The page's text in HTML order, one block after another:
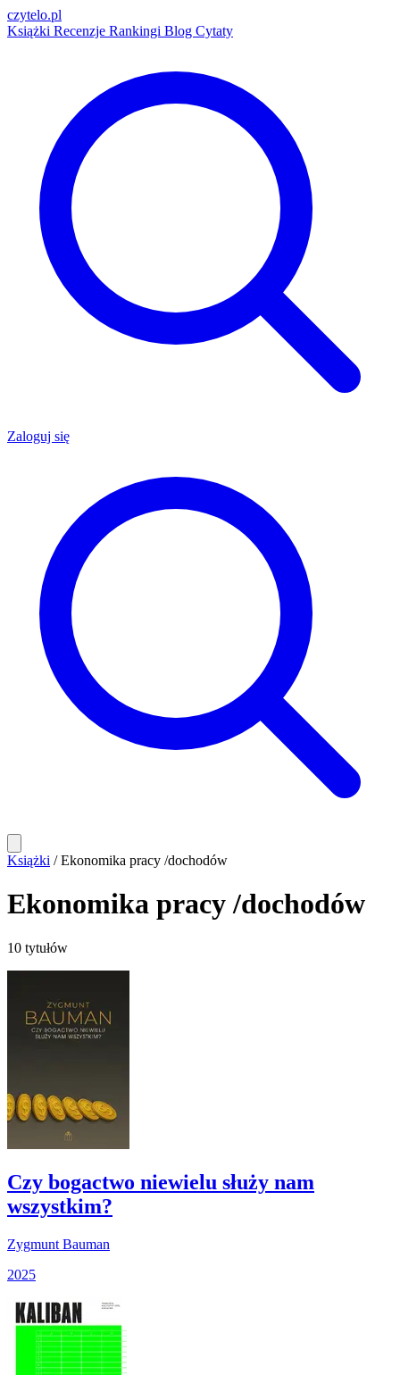
czytelo.pl
Książki Recenzje Rankingi Blog Cytaty
Zaloguj się
Książki / Ekonomika pracy /dochodów
Ekonomika pracy /dochodów
10 tytułów
Czy bogactwo niewielu służy nam
wszystkim?
Zygmunt Bauman
2025